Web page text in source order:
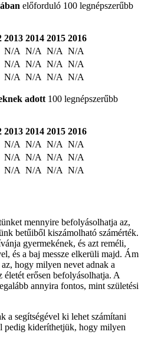
előforduló 100 legnépszerűbb
2013 2014 2015 2016
N/A N/A N/A N/A
N/A N/A N/A N/A
N/A N/A N/A N/A
adott 100 legnépszerűbb
2013 2014 2015 2016
N/A N/A N/A N/A
N/A N/A N/A N/A
N/A N/A N/A N/A
mennyire befolyásolhatja az,
betűiből kiszámolható számérték.
gyermekének, és azt reméli,
és a baj messze elkerüli majd. Ám
hogy milyen nevet adnak a
életét erősen befolyásolhatja. A
annyira fontos, mint születési
a segítségével ki lehet számítani
pedig kideríthetjük, hogy milyen